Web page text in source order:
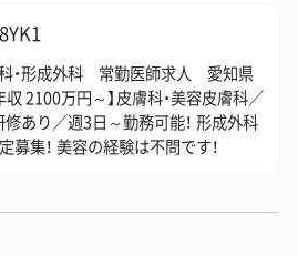
・形成外科 常勤医師求人 愛知県
2100万円～】皮膚科・美容皮膚科／
あり／週3日～勤務可能！ 形成外科
募集！ 美容の経験は不問です！